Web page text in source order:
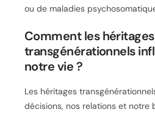
ou de maladies
Comment les héritages
transgénérationnels
notre vie ?
Les héritages
décisions, nos relations et notre